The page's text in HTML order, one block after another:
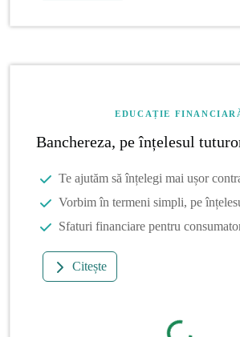
EDUCAȚIE
Banchereza, pe înțelesul
Te ajutăm să înțelegi mai ușor
Vorbim în termeni simpli, pe
Sfaturi financiare pentru
Citește